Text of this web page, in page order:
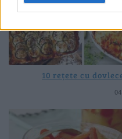
10 rețete cu